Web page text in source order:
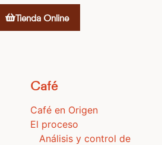
Tienda Online
Café
Café en Origen
El proceso
Análisis y control de